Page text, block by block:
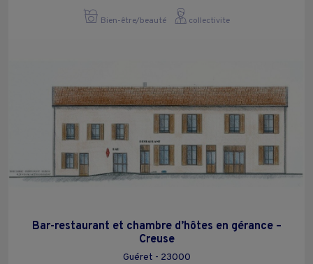
Bien-être/beauté collectivite
Bar-restaurant et chambre d’hôtes en gérance –
Creuse
Guéret - 23000